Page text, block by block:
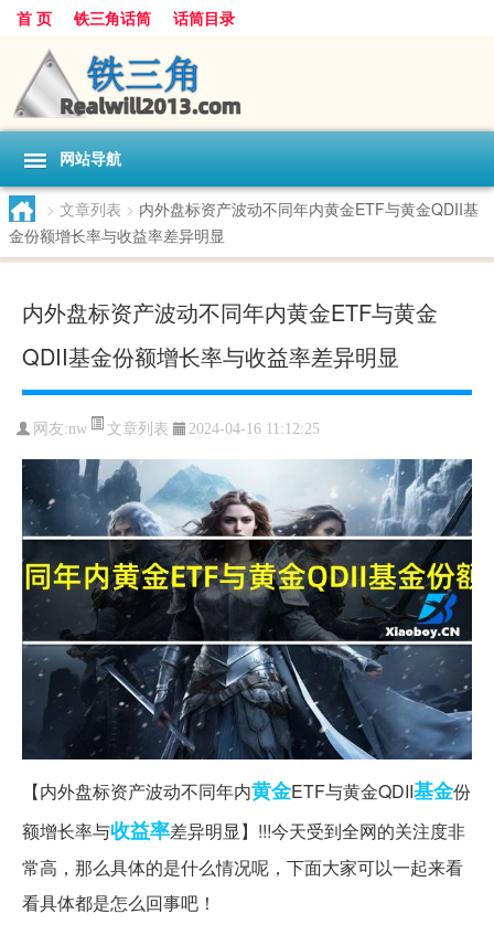
首 页 铁三角话筒 话筒目录
网站导航
> 文章列表 > 内外盘标资产波动不同年内黄金ETF与黄金QDII基
金份额增长率与收益率差异明显
内外盘标资产波动不同年内黄金ETF与黄金
QDII基金份额增长率与收益率差异明显
网友:nw 文章列表 2024-04-16 11:12:25
【内外盘标资产波动不同年内黄金ETF与黄金QDII基金份
额增长率与收益率差异明显】!!!今天受到全网的关注度非
常高，那么具体的是什么情况呢，下面大家可以一起来看
看具体都是怎么回事吧！